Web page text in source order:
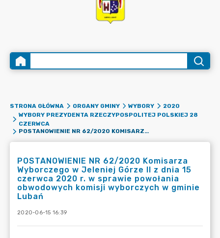
STRONA GŁÓWNA ORGANY GMINY WYBORY
2020
WYBORY PREZYDENTA RZECZYPOSPOLITEJ POLSKIEJ 28
CZERWCA
POSTANOWIENIE NR 62/2020 KOMISARZA WYBORCZEGO W JELENIEJ GÓRZE II Z DNIA 15 CZERWCA 2020 R. W SPRAWIE POWOŁANIA OBWODOWYCH KOMISJI WYBORCZYCH W GMINIE LUBAŃ
POSTANOWIENIE NR 62/2020 Komisarza
Wyborczego w Jeleniej Górze II z dnia 15
czerwca 2020 r. w sprawie powołania
obwodowych komisji wyborczych w gminie
Lubań
2020-06-15 16:39